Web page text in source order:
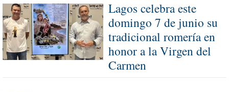
Lagos celebra este
domingo 7 de junio su
tradicional romería en
honor a la Virgen del
Carmen